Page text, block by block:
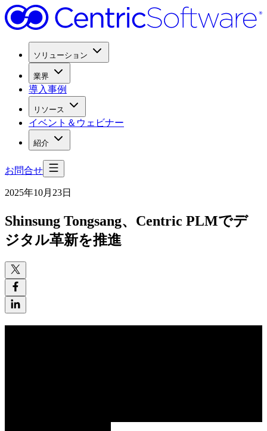
ソリューション
業界
導入事例
リソース
イベント＆ウェビナー
紹介
お問合せ
2025年10月23日
Shinsung Tongsang、 Centric PLMでデ
ジタル革新を推進